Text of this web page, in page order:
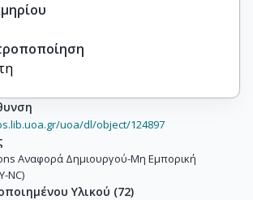
uoa/dl/object/124897
Αναφορά Δημιουργού-Μη Εμπορική
NC)
Υλικού (72)